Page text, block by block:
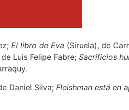
El libro de Eva (Siruela), de
Luis Felipe Fabre; Sacrificios
Daniel Silva; Fleishman está en